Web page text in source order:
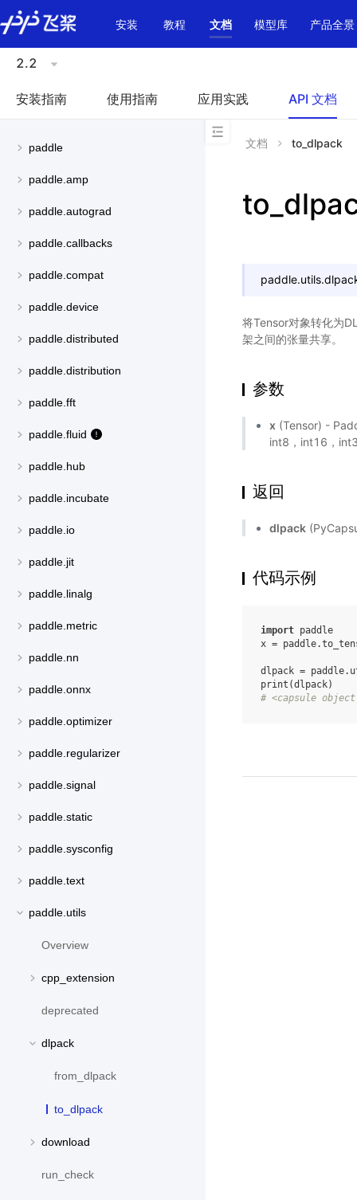
\u200E
安装
教程 文档 模型库 产品全景
2.2
安装指南 使用指南 应用实践 API 文档
paddle
paddle.amp
paddle.autograd
paddle.callbacks
paddle.compat
paddle.device
paddle.distributed
paddle.distribution
paddle.fft
paddle.fluid
paddle.hub
paddle.incubate
paddle.io
paddle.jit
paddle.linalg
paddle.metric
paddle.nn
paddle.onnx
paddle.optimizer
paddle.regularizer
paddle.signal
paddle.static
paddle.sysconfig
paddle.text
paddle.utils
Overview
cpp_extension
deprecated
dlpack
from_dlpack
to_dlpack
download
run_check
文档 to_dlpack
将Tensor对象转化为
架之间的张量共享。
参数
x (Tensor) -
int8，int16，
返回
dlpack
代码示例
import paddle
x = paddle.
dlpack = paddle.
print (dlpack)
# <capsule